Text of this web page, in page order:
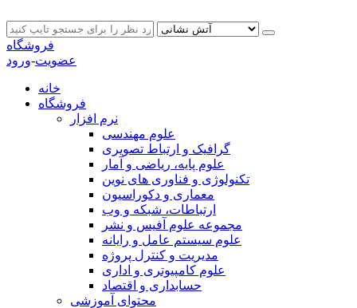
فروشگاه
عضویت-ورود
خانه
فروشگاه
نرم افزار
علوم مهندسی
گرافیک و ارتباط تصویری
علوم پایه، ریاضی و آمار
تکنولوژی و فناوری های نوین
معماری و دکوراسیون
ارتباطات، شبکه و وب
مجموعه علوم آفیس و نشر
علوم سیستم عامل و رایانه
مدیریت و کنترل پروژه
علوم کامپیوتری و اداری
حسابداری و اقتصاد
محتوای آموزشی